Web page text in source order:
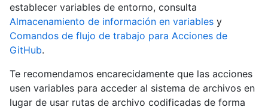
establecer variables de entorno, consulta
Almacenamiento de información en variables y
Comandos de flujo de trabajo para Acciones de
GitHub.
Te recomendamos encarecidamente que las acciones
usen variables para acceder al sistema de archivos en
lugar de usar rutas de archivo codificadas de forma